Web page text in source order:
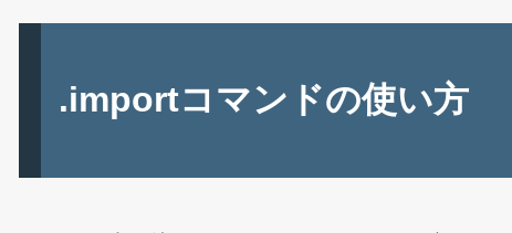
.importコマンドの使い方